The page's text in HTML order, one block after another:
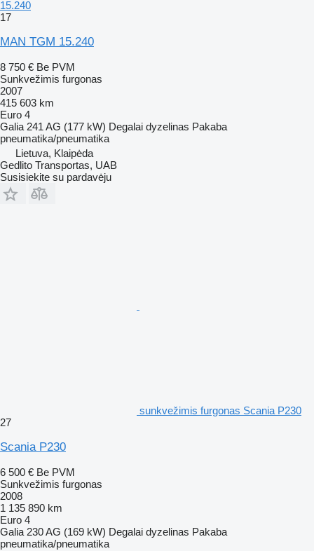
15.240
17
MAN TGM 15.240
8 750 € Be PVM
Sunkvežimis furgonas
2007
415 603 km
Euro 4
Galia 241 AG (177 kW) Degalai dyzelinas Pakaba
pneumatika/pneumatika
Lietuva, Klaipėda
Gedlito Transportas, UAB
Susisiekite su pardavėju
sunkvežimis furgonas Scania P230
27
Scania P230
6 500 € Be PVM
Sunkvežimis furgonas
2008
1 135 890 km
Euro 4
Galia 230 AG (169 kW) Degalai dyzelinas Pakaba
pneumatika/pneumatika